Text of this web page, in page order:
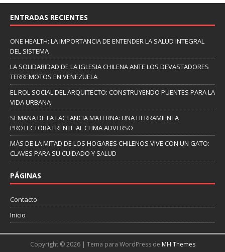
ENTRADAS RECIENTES
ONE HEALTH: LA IMPORTANCIA DE ENTENDER LA SALUD INTEGRAL
DEL SISTEMA
LA SOLIDARIDAD DE LA IGLESIA CHILENA ANTE LOS DEVASTADORES
TERREMOTOS EN VENEZUELA
EL ROL SOCIAL DEL ARQUITECTO: CONSTRUYENDO PUENTES PARA LA
VIDA URBANA
SEMANA DE LA LACTANCIA MATERNA: UNA HERRAMIENTA
PROTECTORA FRENTE AL CLIMA ADVERSO
MÁS DE LA MITAD DE LOS HOGARES CHILENOS VIVE CON UN GATO:
CLAVES PARA SU CUIDADO Y SALUD
PÁGINAS
Contacto
Inicio
Copyright © 2026 | Tema para WordPress de MH Themes